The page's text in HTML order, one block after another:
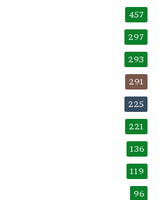
457
297
293
291
225
221
136
119
96